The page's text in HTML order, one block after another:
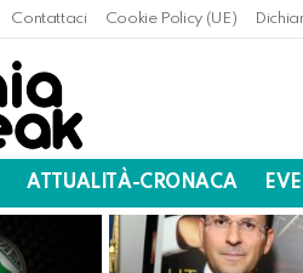
Contattaci Cookie Policy (UE)
ATTUALITÀ-CRONACA